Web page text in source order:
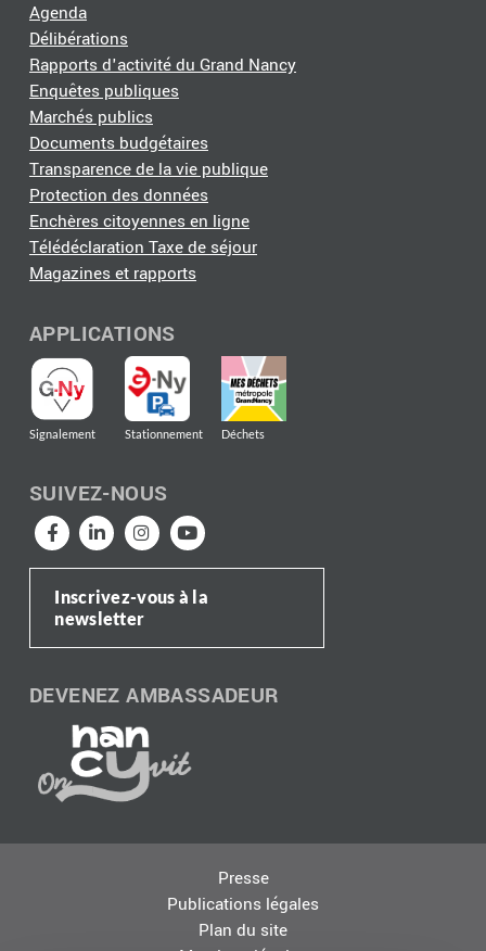
Agenda
Délibérations
Rapports d'activité du Grand Nancy
Enquêtes publiques
Marchés publics
Documents budgétaires
Transparence de la vie publique
Protection des données
Enchères citoyennes en ligne
Télédéclaration Taxe de séjour
Magazines et rapports
APPLICATIONS
Signalement Stationnement Déchets
SUIVEZ-NOUS
Inscrivez-vous à la
newsletter
DEVENEZ AMBASSADEUR
Presse
Publications légales
Plan du site